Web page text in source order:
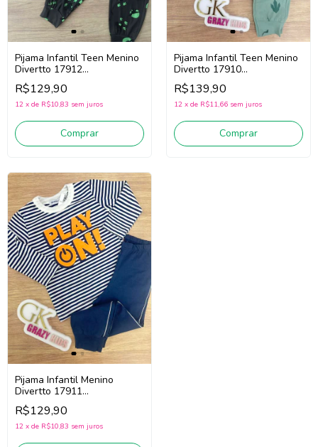
Pijama Infantil Teen Menino
Divertto 17912
(Preto/Verde)
R$129,90
12 x de R$10,83 sem juros
Comprar
Pijama Infantil Teen Menino
Divertto 17910
(Bege/Verde)
R$139,90
12 x de R$11,66 sem juros
Comprar
Pijama Infantil Menino
Divertto 17911
(Branco/Azul)
R$129,90
12 x de R$10,83 sem juros